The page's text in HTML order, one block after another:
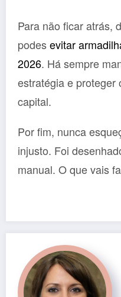
Para não ficar atrás,
podesevitar
2026. Há sempre
estratégia e proteger
capital.
Por fim, nunca
injusto. Foi
manual. O que vais